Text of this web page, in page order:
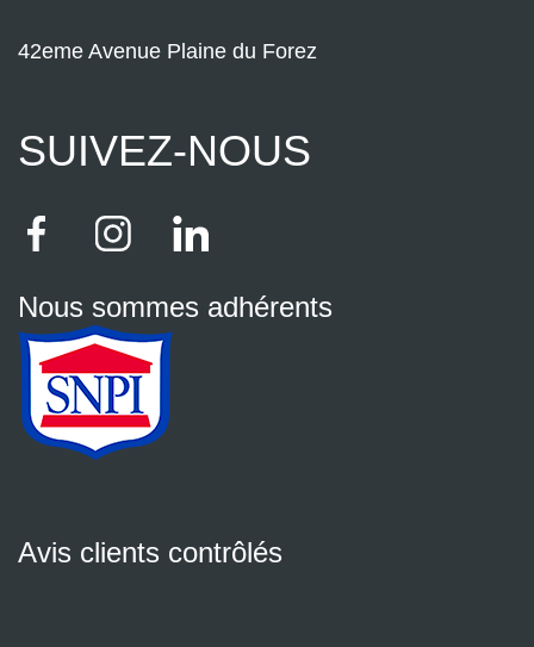
42eme Avenue Plaine du Forez
SUIVEZ-NOUS
Nous sommes adhérents
Avis clients contrôlés